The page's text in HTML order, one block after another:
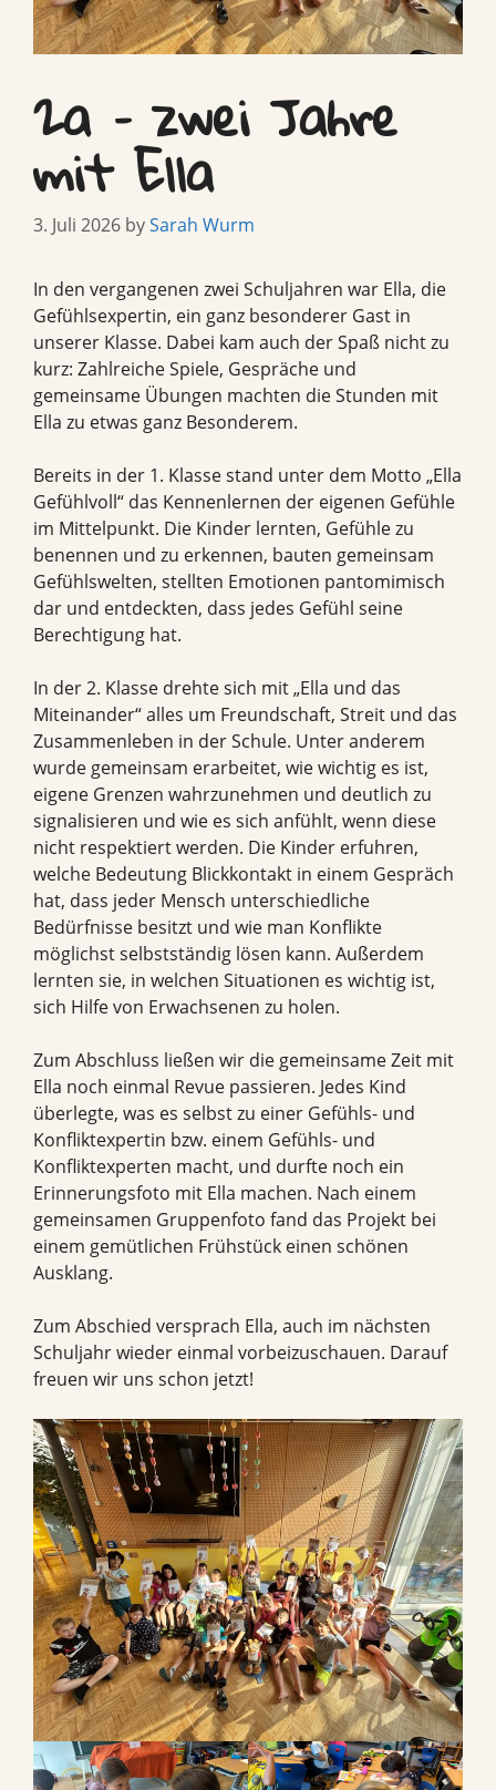
2a – zwei Jahre
mit Ella
3. Juli 2026 bySarah Wurm
In den vergangenen zwei Schuljahren war Ella, die
Gefühlsexpertin, ein ganz besonderer Gast in
unserer Klasse. Dabei kam auch der Spaß nicht zu
kurz: Zahlreiche Spiele, Gespräche und
gemeinsame Übungen machten die Stunden mit
Ella zu etwas ganz Besonderem.
Bereits in der 1. Klasse stand unter dem Motto „Ella
Gefühlvoll“ das Kennenlernen der eigenen Gefühle
im Mittelpunkt. Die Kinder lernten, Gefühle zu
benennen und zu erkennen, bauten gemeinsam
Gefühlswelten, stellten Emotionen pantomimisch
dar und entdeckten, dass jedes Gefühl seine
Berechtigung hat.
In der 2. Klasse drehte sich mit „Ella und das
Miteinander“ alles um Freundschaft, Streit und das
Zusammenleben in der Schule. Unter anderem
wurde gemeinsam erarbeitet, wie wichtig es ist,
eigene Grenzen wahrzunehmen und deutlich zu
signalisieren und wie es sich anfühlt, wenn diese
nicht respektiert werden. Die Kinder erfuhren,
welche Bedeutung Blickkontakt in einem Gespräch
hat, dass jeder Mensch unterschiedliche
Bedürfnisse besitzt und wie man Konflikte
möglichst selbstständig lösen kann. Außerdem
lernten sie, in welchen Situationen es wichtig ist,
sich Hilfe von Erwachsenen zu holen.
Zum Abschluss ließen wir die gemeinsame Zeit mit
Ella noch einmal Revue passieren. Jedes Kind
überlegte, was es selbst zu einer Gefühls- und
Konfliktexpertin bzw. einem Gefühls- und
Konfliktexperten macht, und durfte noch ein
Erinnerungsfoto mit Ella machen. Nach einem
gemeinsamen Gruppenfoto fand das Projekt bei
einem gemütlichen Frühstück einen schönen
Ausklang.
Zum Abschied versprach Ella, auch im nächsten
Schuljahr wieder einmal vorbeizuschauen. Darauf
freuen wir uns schon jetzt!